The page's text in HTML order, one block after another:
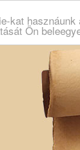
kat
Ön